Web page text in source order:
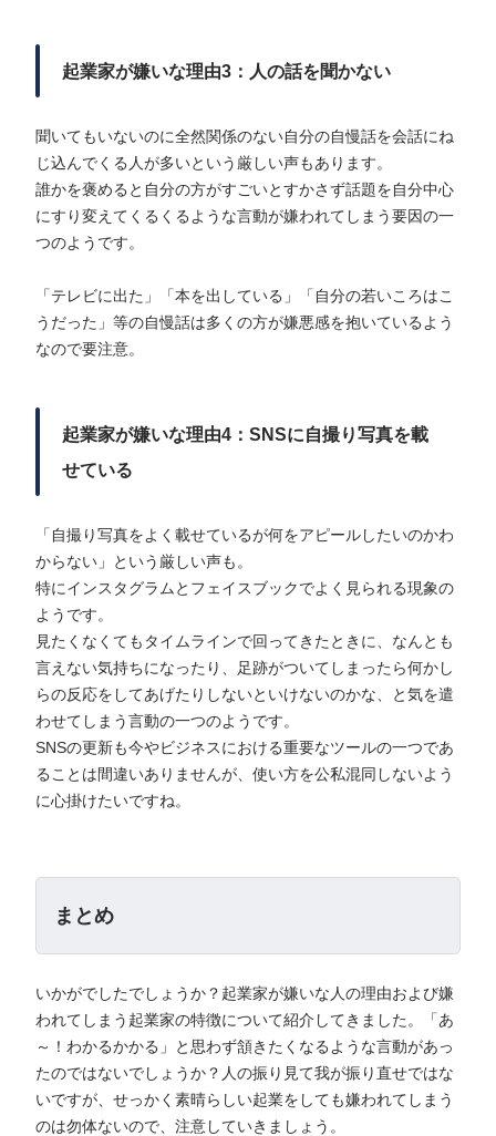
起業家が嫌いな理由3：人の話を聞かない
聞いてもいないのに全然関係のない自分の自慢話を会話にね
じ込んでくる人が多いという厳しい声もあります。
誰かを褒めると自分の方がすごいとすかさず話題を自分中心
にすり変えてくるくるような言動が嫌われてしまう要因の一
つのようです。
「テレビに出た」「本を出している」「自分の若いころはこ
うだった」等の自慢話は多くの方が嫌悪感を抱いているよう
なので要注意。
起業家が嫌いな理由4：SNSに自撮り写真を載
せている
「自撮り写真をよく載せているが何をアピールしたいのかわ
からない」という厳しい声も。
特にインスタグラムとフェイスブックでよく見られる現象の
ようです。
見たくなくてもタイムラインで回ってきたときに、なんとも
言えない気持ちになったり、足跡がついてしまったら何かし
らの反応をしてあげたりしないといけないのかな、と気を遣
わせてしまう言動の一つのようです。
SNSの更新も今やビジネスにおける重要なツールの一つであ
ることは間違いありませんが、使い方を公私混同しないよう
に心掛けたいですね。
まとめ
いかがでしたでしょうか？起業家が嫌いな人の理由および嫌
われてしまう起業家の特徴について紹介してきました。「あ
～！わかるかかる」と思わず頷きたくなるような言動があっ
たのではないでしょうか？人の振り見て我が振り直せではな
いですが、せっかく素晴らしい起業をしても嫌われてしまう
のは勿体ないので、注意していきましょう。